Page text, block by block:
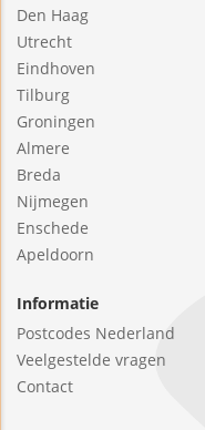
Den Haag
Utrecht
Eindhoven
Tilburg
Groningen
Almere
Breda
Nijmegen
Enschede
Apeldoorn
Informatie
Postcodes Nederland
Veelgestelde vragen
Contact